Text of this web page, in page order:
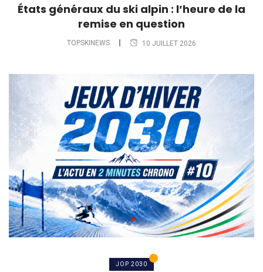
États généraux du ski alpin : l’heure de la
remise en question
TOPSKINEWS 10 JUILLET 2026
JOP 2030